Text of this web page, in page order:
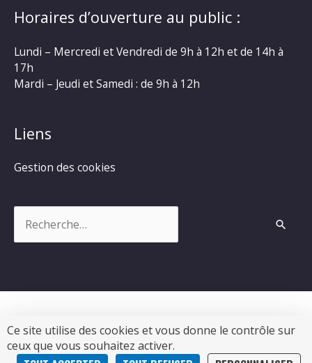
Ce site utilise des cookies et vous donne le contrôle sur
ceux que vous souhaitez activer.
Horaires d’ouverture au public :
Lundi – Mercredi et Vendredi de 9h à 12h et de 14h à
17h
Mardi – Jeudi et Samedi : de 9h à 12h
Liens
Gestion des cookies
Copyright © 2026Commune de Chevanceaux|
Propulsé par Soluris